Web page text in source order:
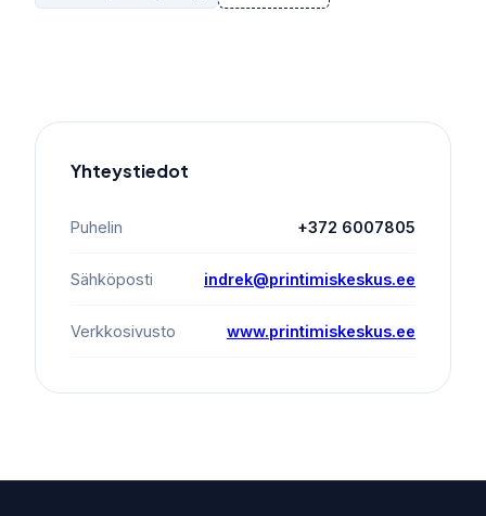
Yhteystiedot
Puhelin +372 6007805
Sähköposti indrek@printimiskeskus.ee
Verkkosivusto www.printimiskeskus.ee